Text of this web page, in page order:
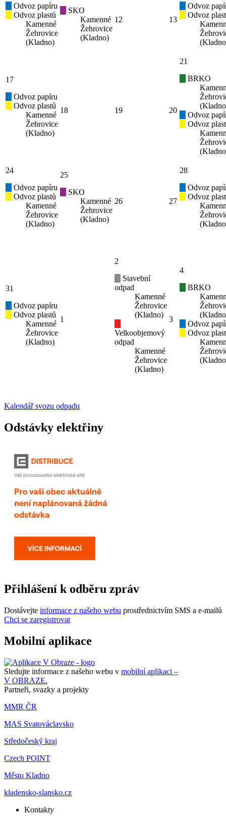
Odvoz papíru
Odvoz plastů
Kamenné
Žehrovice
(Kladno)
SKO
Kamenné
Žehrovice
(Kladno)
12 13
Odvoz
Odvoz
17
Odvoz papíru
Odvoz plastů
Kamenné
Žehrovice
(Kladno)
18 19 20
21
BRKO
Odvoz
Odvoz
24
Odvoz papíru
Odvoz plastů
Kamenné
Žehrovice
(Kladno)
25
SKO
Kamenné
Žehrovice
(Kladno)
26 27
28
Odvoz
Odvoz
31
Odvoz papíru
Odvoz plastů
Kamenné
Žehrovice
(Kladno)
1
2
Stavební
odpad
Kamenné
Žehrovice
(Kladno)
Velkoobjemový
odpad
Kamenné
Žehrovice
(Kladno)
3
4
BRKO
Odvoz
Odvoz
Kalendář svozu odpadu
Odstávky elektřiny
Přihlášení k odběru zpráv
Dostávejte informace z našeho webu prostřednictvím SMS a e-mailů
Chci se zaregistrovat
Mobilní aplikace
Sledujte informace z našeho webu v mobilní aplikaci –
V OBRAZE.
Partneři, svazky a projekty
MMR ČR
MAS Svatováclavsko
Středočeský kraj
Czech POINT
Město Kladno
kladensko-slansko.cz
Kontakty